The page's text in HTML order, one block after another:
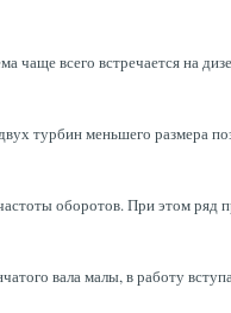
чаще всего встречается на
турбин меньшего размера
оборотов. При этом ряд
вала малы, в работу